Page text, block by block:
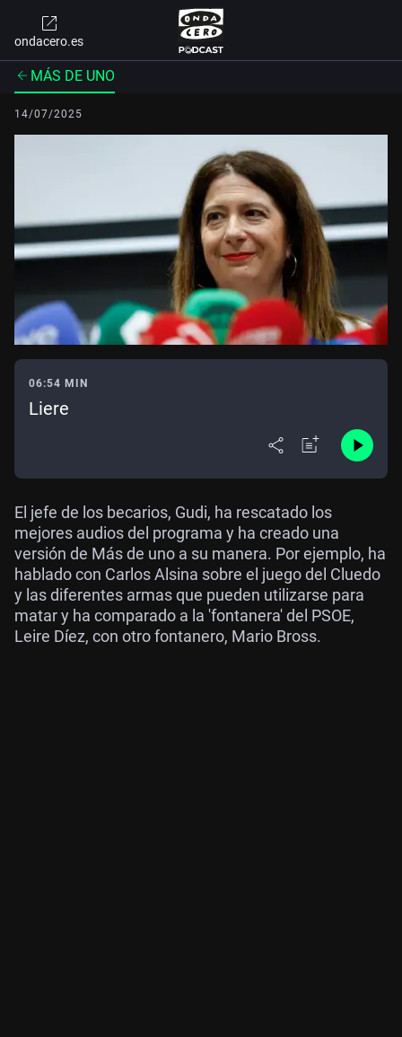
ondacero.es
MÁS DE UNO
14/07/2025
06:54 MIN
Liere
El jefe de los becarios, Gudi, ha rescatado los
mejores audios del programa y ha creado una
versión de Más de uno a su manera. Por ejemplo, ha
hablado con Carlos Alsina sobre el juego del Cluedo
y las diferentes armas que pueden utilizarse para
matar y ha comparado a la 'fontanera' del PSOE,
Leire Díez, con otro fontanero, Mario Bross.